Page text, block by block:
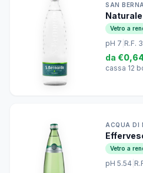
SAN
Naturale
Vetro a
pH 7 R.F.
da
cassa 12
ACQUA DI
Vetro a
pH 5.54